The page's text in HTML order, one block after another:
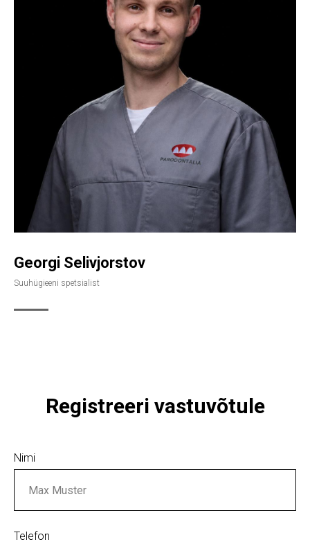
Georgi Selivjorstov
Suuhügieeni spetsialist
Registreeri vastuvõtule
Nimi
Telefon